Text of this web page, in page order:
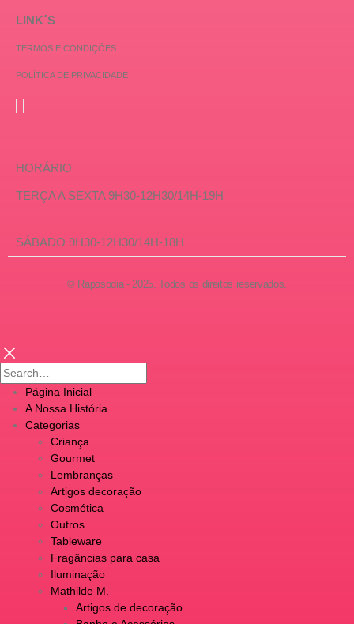
LINK´S
TERMOS E CONDIÇÕES
POLÍTICA DE PRIVACIDADE
HORÁRIO
TERÇA A SEXTA 9H30-12H30/14H-19H
SÁBADO 9H30-12H30/14H-18H
© Raposodia - 2025. Todos os direitos reservados.
Página Inicial
A Nossa História
Categorias
Criança
Gourmet
Lembranças
Artigos decoração
Cosmética
Outros
Tableware
Fragâncias para casa
Iluminação
Mathilde M.
Artigos de decoração